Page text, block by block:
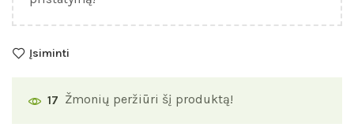
Įsiminti
17 Žmonių peržiūri šį produktą!